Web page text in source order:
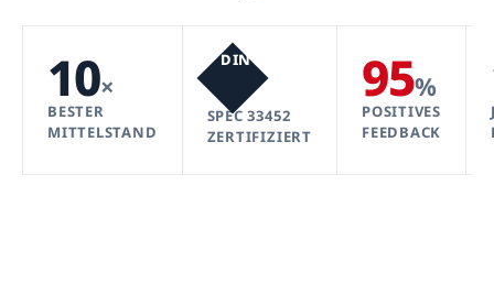
10×
BESTER
MITTELSTAND
DIN
SPEC 33452
ZERTIFIZIERT
95%
POSITIVES
FEEDBACK